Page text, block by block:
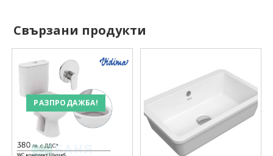
Свързани продукти
РАЗПРОДАЖБА!